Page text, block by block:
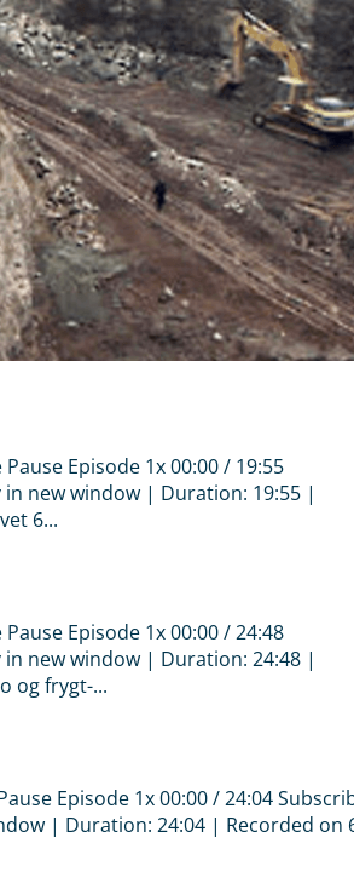
Episode 1x 00:00 / 19:55
in new window | Duration: 19:55 |
6...
Episode 1x 00:00 / 24:48
in new window | Duration: 24:48 |
og frygt-...
Episode 1x 00:00 / 24:04
| Duration: 24:04 | Recorded on